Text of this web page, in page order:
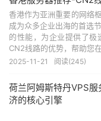
香港作为亚洲重要的网络
成为众多企业出海的首选
的性能，为企业提供了极
CN2线路的优势，帮助您
2025-11-21 阅读(245)
荷兰阿姆斯特丹VPS
济的核心引擎